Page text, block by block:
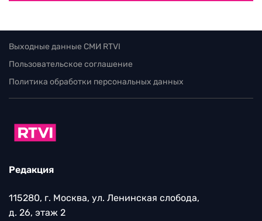
Выходные данные СМИ RTVI
Пользовательское соглашение
Политика обработки персональных данных
Редакция
115280, г. Москва, ул. Ленинская слобода,
д. 26, этаж 2